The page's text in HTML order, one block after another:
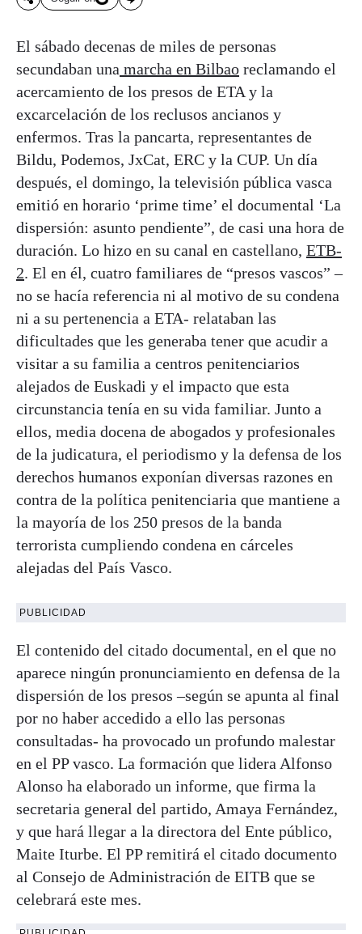
El sábado decenas de miles de personas
secundaban una marcha en Bilbao reclamando el
acercamiento de los presos de ETA y la
excarcelación de los reclusos ancianos y
enfermos. Tras la pancarta, representantes de
Bildu, Podemos, JxCat, ERC y la CUP. Un día
después, el domingo, la televisión pública vasca
emitió en horario ‘prime time’ el documental ‘La
dispersión: asunto pendiente”, de casi una hora de
duración. Lo hizo en su canal en castellano, ETB-
2. El en él, cuatro familiares de “presos vascos” –
no se hacía referencia ni al motivo de su condena
ni a su pertenencia a ETA- relataban las
dificultades que les generaba tener que acudir a
visitar a su familia a centros penitenciarios
alejados de Euskadi y el impacto que esta
circunstancia tenía en su vida familiar. Junto a
ellos, media docena de abogados y profesionales
de la judicatura, el periodismo y la defensa de los
derechos humanos exponían diversas razones en
contra de la política penitenciaria que mantiene a
la mayoría de los 250 presos de la banda
terrorista cumpliendo condena en cárceles
alejadas del País Vasco.
PUBLICIDAD
El contenido del citado documental, en el que no
aparece ningún pronunciamiento en defensa de la
dispersión de los presos –según se apunta al final
por no haber accedido a ello las personas
consultadas- ha provocado un profundo malestar
en el PP vasco. La formación que lidera Alfonso
Alonso ha elaborado un informe, que firma la
secretaria general del partido, Amaya Fernández,
y que hará llegar a la directora del Ente público,
Maite Iturbe. El PP remitirá el citado documento
al Consejo de Administración de EITB que se
celebrará este mes.